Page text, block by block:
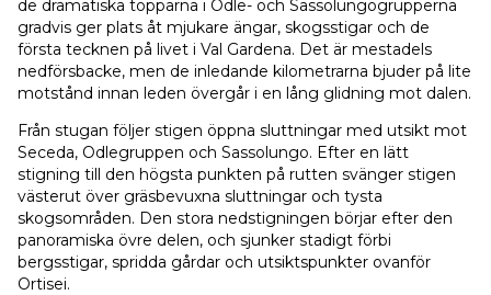
de dramatiska topparna i Odle- och Sassolungogrupperna
gradvis ger plats åt mjukare ängar, skogsstigar och de
första tecknen på livet i Val Gardena. Det är mestadels
nedförsbacke, men de inledande kilometrarna bjuder på lite
motstånd innan leden övergår i en lång glidning mot dalen.
Från stugan följer stigen öppna sluttningar med utsikt mot
Seceda, Odlegruppen och Sassolungo. Efter en lätt
stigning till den högsta punkten på rutten svänger stigen
västerut över gräsbevuxna sluttningar och tysta
skogsområden. Den stora nedstigningen börjar efter den
panoramiska övre delen, och sjunker stadigt förbi
bergsstigar, spridda gårdar och utsiktspunkter ovanför
Ortisei.